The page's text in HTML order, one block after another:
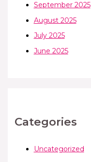
September 2025
August 2025
July 2025
June 2025
Categories
Uncategorized